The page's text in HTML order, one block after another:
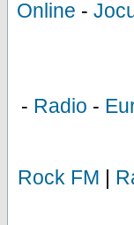
Online -
- Radio -
Rock FM |